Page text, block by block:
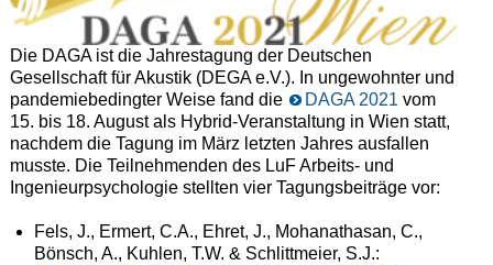
Die DAGA ist die Jahrestagung der Deutschen
Gesellschaft für Akustik (DEGA e.V.). In ungewohnter und
pandemiebedingter Weise fand die
DAGA 2021 vom
15. bis 18. August als Hybrid-Veranstaltung in Wien statt,
nachdem die Tagung im März letzten Jahres ausfallen
musste. Die Teilnehmenden des LuF Arbeits- und
Ingenieurpsychologie stellten vier Tagungsbeiträge vor:
Fels, J., Ermert, C.A., Ehret, J., Mohanathasan, C.,
Bönsch, A., Kuhlen, T.W. & Schlittmeier, S.J.: